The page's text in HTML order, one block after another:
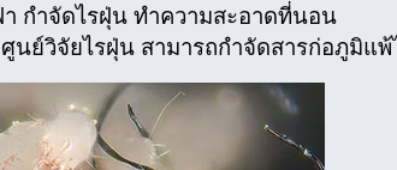
กำจัดไรฝุ่น ทำความสะอาดที่นอน
นย์วิจัยไรฝุ่น สามารถกำจัดสารก่อภูมิแพ้